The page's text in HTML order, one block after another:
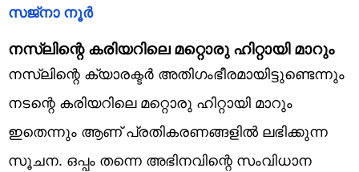
സജ്നാ നൂർ
നസ്ലിന്റെ കരിയറിലെ മറ്റൊരു ഹിറ്റായി മാറും
നസ്ലിന്റെ ക്യാരക്ടർ അതിഗംഭീരമായിട്ടുണ്ടെന്നും
നടന്റെ കരിയറിലെ മറ്റൊരു ഹിറ്റായി മാറും
ഇതെന്നും ആണ് പ്രതികരണങ്ങളിൽ ലഭിക്കുന്ന
സൂചന. ഒപ്പം തന്നെ അഭിനവിന്റെ സംവിധാന